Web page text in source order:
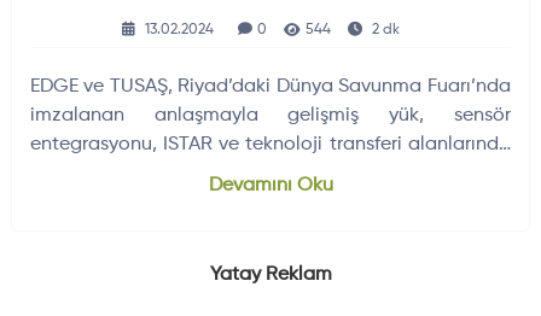
13.02.2024 0 544 2 dk
EDGE ve TUSAŞ, Riyad’daki Dünya Savunma Fuarı’nda
imzalanan anlaşmayla gelişmiş yük, sensör
entegrasyonu, ISTAR ve teknoloji transferi alanlarında
Devamını Oku
Yatay Reklam